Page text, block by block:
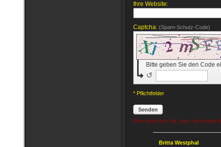
Ihre Website:
Captcha: (Spam-Schutz-Code)
Bitte geben Sie den Code
↺
* Pflichtfelder
Senden
Bitte beachten Sie, dass die Inhalte
Britta Westphal